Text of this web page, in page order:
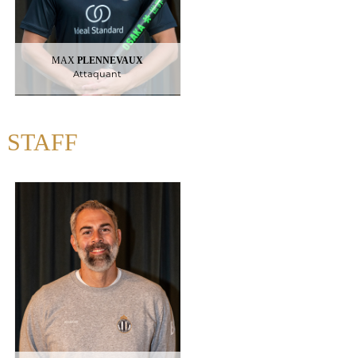
MAXPLENNEVAUX
Attaquant
STAFF
BENOÎT
CEAGLIO
Préparateur Physique